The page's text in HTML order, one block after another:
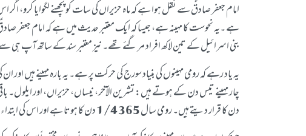
امام جعفر صادقؑ سے نقل ہوا ہے کہ ماہ حزیراں کی سات کو پچھنے لگوایا کرو، اگر
ہے ۔یہ نحوست کا مہینہ ہے، جیسا کہ ایک معتبر حدیث میں ہے کہ امام جعفر
بنی اسرائیل کے تین لاکھ افراد مر گئے تھے۔ نیز معتبر سند کے ساتھ آپ ہی
یہ یاد رہے کہ رومی مہینوں کی بنیاد سورج کی حرکت پر ہے۔ یہ بارہ مہینے ہیں
چار مہینے تیس دن کے ہوتے ہیں: تشرین الآخر، نیساں، حزیراں، اور
دن کا قرار دیتے ہیں۔ رومی سال 365 1/4 دن کا ہوتا ہے اور اس کی ابتداء تشرین اول کے مہینے سے ہے اور اس دن سورج برج میزان کے انتیسویں درجے میں ہوتا ہے۔ اس کی تفصیل بحار الانوار میں مذکور ہے۔